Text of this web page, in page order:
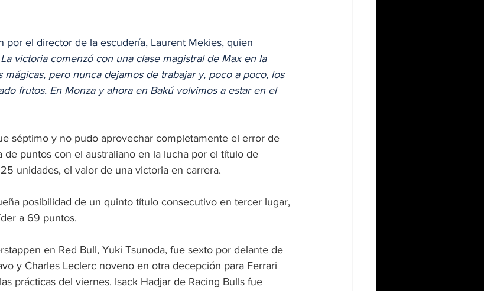
por el director de la escudería, Laurent Mekies, quien
La victoria comenzó con una clase magistral de Max en la
mágicas, pero nunca dejamos de trabajar y, poco a poco, los
frutos. En Monza y ahora en Bakú volvimos a estar en el
séptimo y no pudo aprovechar completamente el error de
de puntos con el australiano en la lucha por el título de
unidades, el valor de una victoria en carrera.
posibilidad de un quinto título consecutivo en tercer lugar,
a 69 puntos.
en Red Bull, Yuki Tsunoda, fue sexto por delante de
y Charles Leclerc noveno en otra decepción para Ferrari
prácticas del viernes. Isack Hadjar de Racing Bulls fue